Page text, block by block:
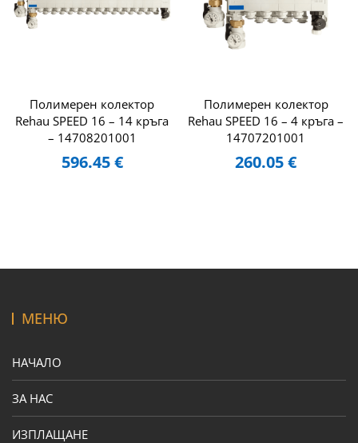
Полимерен колектор
Rehau SPEED 16 – 14 кръга
– 14708201001
596.45€
Полимерен колектор
Rehau SPEED 16 – 4 кръга –
14707201001
260.05€
МЕНЮ
НАЧАЛО
ЗА НАС
ИЗПЛАЩАНЕ